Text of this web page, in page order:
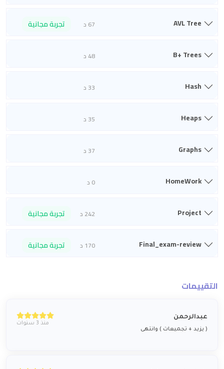
AVL Tree 67 د تجربة مجانية
B+ Trees 48 د
Hash 33 د
Heaps 35 د
Graphs 37 د
HomeWork 0 د
Project 242 د تجربة مجانية
Final_exam-review 170 د تجربة مجانية
التقييمات
عبدالرحمن
( يزيد + تجميعات ) وانتهى
منذ 3 سنوات